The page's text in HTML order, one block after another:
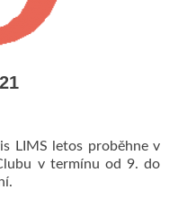
LIMS letos proběhne v
v termínu od 9. do